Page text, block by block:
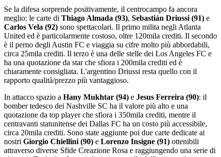
Se la difesa sorprende positivamente, il centrocampo fa ancora
meglio: le carte di Thiago Almada (93), Sebastián Driussi (91) e
Carlos Vela (92) sono spettacolari. Il primo milita negli Atlanta
United ed è particolarmente costoso, oltre 120mila crediti. Il secondo
è il perno degli Austin FC e viaggia su cifre molto più abbordabili,
circa 25mila crediti. Il terzo è una delle stelle dei Los Angeles FC e
ha una quotazione da star che sfiora i 200mila crediti ed è
chiaramente consigliata. L'argentino Driussi resta quello con il
rapporto qualità/prezzo più vantaggioso.
In attacco spazio a Hany Mukhtar (94) e Jesus Ferreira (90): il
bomber tedesco dei Nashville SC ha il valore più alto e una
quotazione da top player che sfiora i 350mila crediti, mentre il
centravanti statunitense dei Dallas FC ha un costo più accessibile,
circa 20mila crediti. Sono state aggiunte poi due carte dedicate ai
nostri Giorgio Chiellini (90) e Lorenzo Insigne (91) ottenibili
attraverso diverse Sfide Creazione Rosa e raggiungendo una serie di